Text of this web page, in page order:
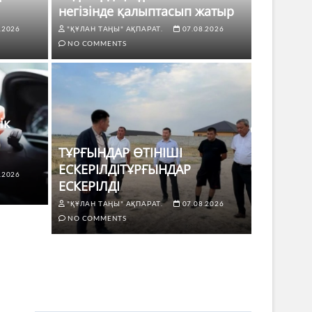
жүргізушілері үшін не
NO COMMENTS
негізінде қалыптасып жатыр
"ҚҰЛАН ТАҢЫ" АҚПАРАТ.
07.08.2026
NO COMMENTS
ТҰРҒЫНДАР ӨТІНІШІ
ЕСКЕРІЛДІТҰРҒЫНДАР
ЕСКЕРІЛДІ
"ҚҰЛАН ТАҢЫ" АҚПАРАТ.
07.08.2026
NO COMMENTS